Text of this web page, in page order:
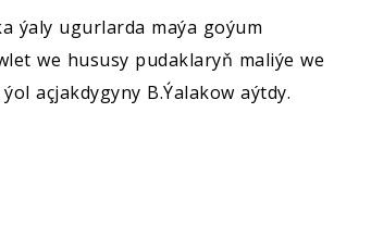
ýaly ugurlarda maýa goýum
we hususy pudaklaryň maliýe we
açjakdygyny B.Ýalakow aýtdy.